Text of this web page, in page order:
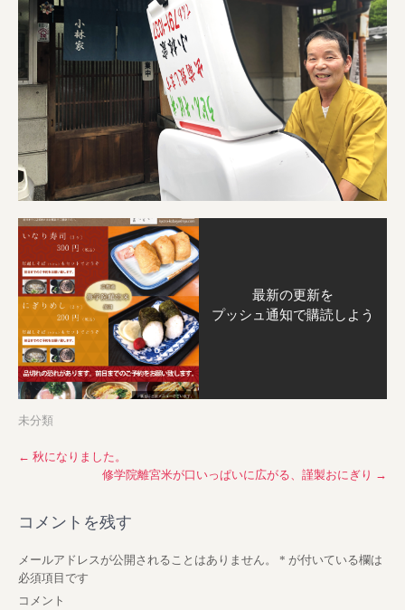
最新の更新を
プッシュ通知で購読しよう
未分類
P
t
n
a
v
← 秋になりました。
修学院離宮米が口いっぱいに広がる、謹製おにぎり →
コメントを残す
メールアドレスが公開されることはありません。 * が付いている欄は
必須項目です
コメント